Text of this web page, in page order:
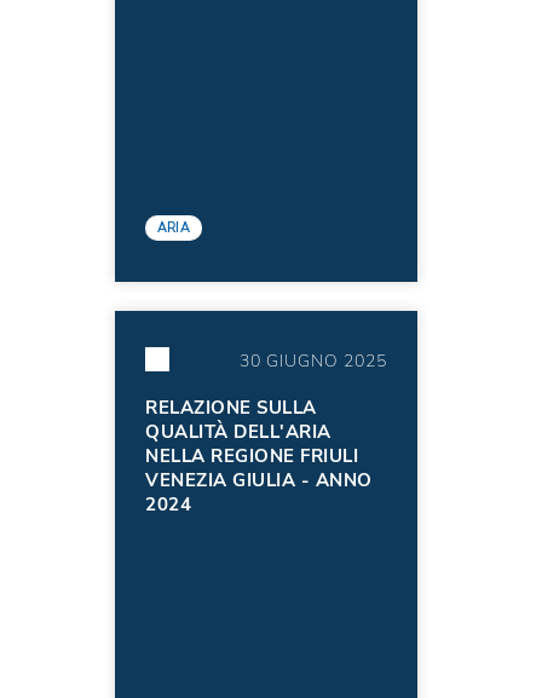
ARIA
30 GIUGNO 2025
RELAZIONE SULLA
QUALITÀ DELL'ARIA
NELLA REGIONE FRIULI
VENEZIA GIULIA - ANNO
2024